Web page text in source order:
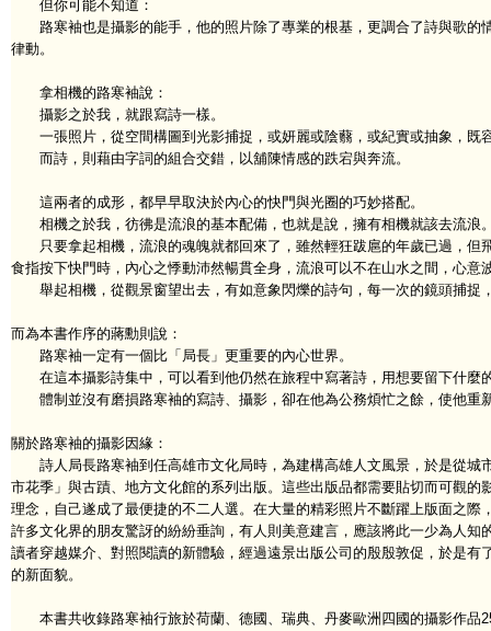
但你可能不知道：
路寒袖也是攝影的能手，他的照片除了專業的根基，更調合了詩與歌的
律動。
拿相機的路寒袖說：
攝影之於我，就跟寫詩一樣。
一張照片，從空間構圖到光影捕捉，或妍麗或陰蘙，或紀實或抽象，既
而詩，則藉由字詞的組合交錯，以舖陳情感的跌宕與奔流。
這兩者的成形，都早早取決於內心的快門與光圈的巧妙搭配。
相機之於我，彷彿是流浪的基本配備，也就是說，擁有相機就該去流浪
只要拿起相機，流浪的魂魄就都回來了，雖然輕狂跋扈的年歲已過，但
食指按下快門時，內心之悸動沛然暢貫全身，流浪可以不在山水之間，心意
舉起相機，從觀景窗望出去，有如意象閃爍的詩句，每一次的鏡頭捕捉
而為本書作序的蔣勳則說：
路寒袖一定有一個比「局長」更重要的內心世界。
在這本攝影詩集中，可以看到他仍然在旅程中寫著詩，用想要留下什
體制並沒有磨損路寒袖的寫詩、攝影，卻在他為公務煩忙之餘，使他重
關於路寒袖的攝影因緣：
詩人局長路寒袖到任高雄市文化局時，為建構高雄人文風景，於是從城
市花季」與古蹟、地方文化館的系列出版。這些出版品都需要貼切而可觀
理念，自己遂成了最便捷的不二人選。在大量的精彩照片不斷躍上版面之
許多文化界的朋友驚訝的紛紛垂詢，有人則美意建言，應該將此一少為人
讀者穿越媒介、對照閱讀的新體驗，經過遠景出版公司的殷殷敦促，於是
的新面貌。
本書共收錄路寒袖行旅於荷蘭、德國、瑞典、丹麥歐洲四國的攝影作品